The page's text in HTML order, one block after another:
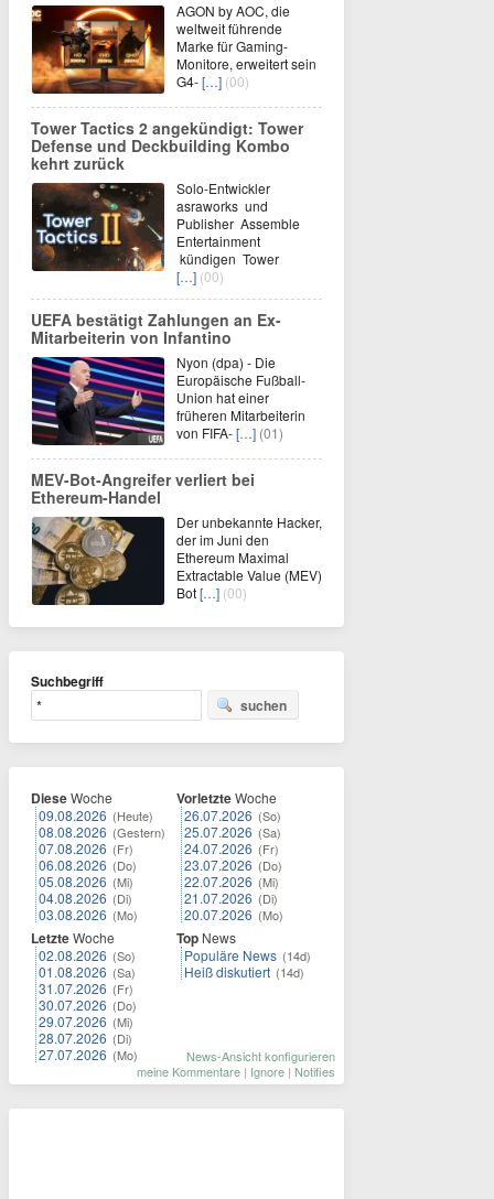
AGON by AOC, die
weltweit führende
Marke für Gaming-
Monitore, erweitert sein
G4-[…] (00)
Tower Tactics 2 angekündigt: Tower
Defense und Deckbuilding Kombo
kehrt zurück
Solo-Entwickler
asraworks und
Publisher Assemble
Entertainment
kündigen Tower
[…] (00)
UEFA bestätigt Zahlungen an Ex-
Mitarbeiterin von Infantino
Nyon (dpa) - Die
Europäische Fußball-
Union hat einer
früheren Mitarbeiterin
von FIFA-[…] (01)
MEV-Bot-Angreifer verliert bei
Ethereum-Handel
Der unbekannte Hacker,
der im Juni den
Ethereum Maximal
Extractable Value (MEV)
Bot[…] (00)
Suchbegriff
suchen
DieseWoche
09.08.2026 (Heute)
08.08.2026 (Gestern)
07.08.2026 (Fr)
06.08.2026 (Do)
05.08.2026 (Mi)
04.08.2026 (Di)
03.08.2026 (Mo)
LetzteWoche
02.08.2026 (So)
01.08.2026 (Sa)
31.07.2026 (Fr)
30.07.2026 (Do)
29.07.2026 (Mi)
28.07.2026 (Di)
27.07.2026 (Mo)
VorletzteWoche
26.07.2026 (So)
25.07.2026 (Sa)
24.07.2026 (Fr)
23.07.2026 (Do)
22.07.2026 (Mi)
21.07.2026 (Di)
20.07.2026 (Mo)
Top News
Populäre News (14d)
Heiß diskutiert (14d)
News-Ansicht konfigurieren
meine Kommentare | Ignore | Notifies